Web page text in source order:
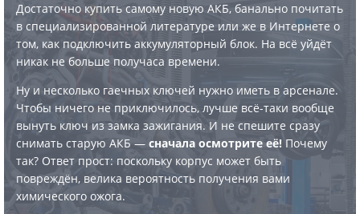
Достаточно купить самому новую АКБ, банально почитать
в специализированной литературе или же в Интернете о
том, как подключить аккумуляторный блок. На всё уйдёт
никак не больше получаса времени.
Ну и несколько гаечных ключей нужно иметь в арсенале.
Чтобы ничего не приключилось, лучше всё-таки вообще
вынуть ключ из замка зажигания. И не спешите сразу
снимать старую АКБ — сначала осмотрите её! Почему
так? Ответ прост: поскольку корпус может быть
повреждён, велика вероятность получения вами
химического ожога.